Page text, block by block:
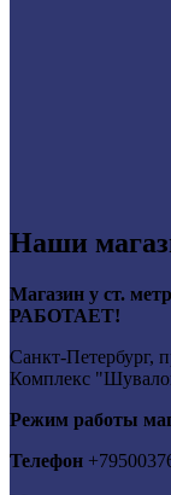
Наши
Магазин у ст.
РАБОТАЕТ!
Санкт-Петербург,
Комплекс
Режим работы
Телефон